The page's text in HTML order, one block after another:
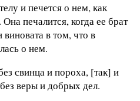
и печется о нем, как
печалится, когда ее брат
в том, что в
о нем.
свинца и пороха, [так] и
веры и добрых дел.